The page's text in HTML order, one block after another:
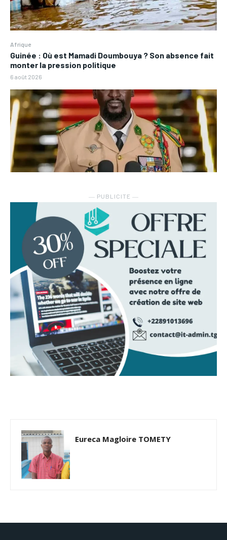
Afrique
Guinée : Où est Mamadi Doumbouya ? Son absence fait
monter la pression politique
6 août 2026
― PUBLICITE ―
Eureca Magloire TOMETY